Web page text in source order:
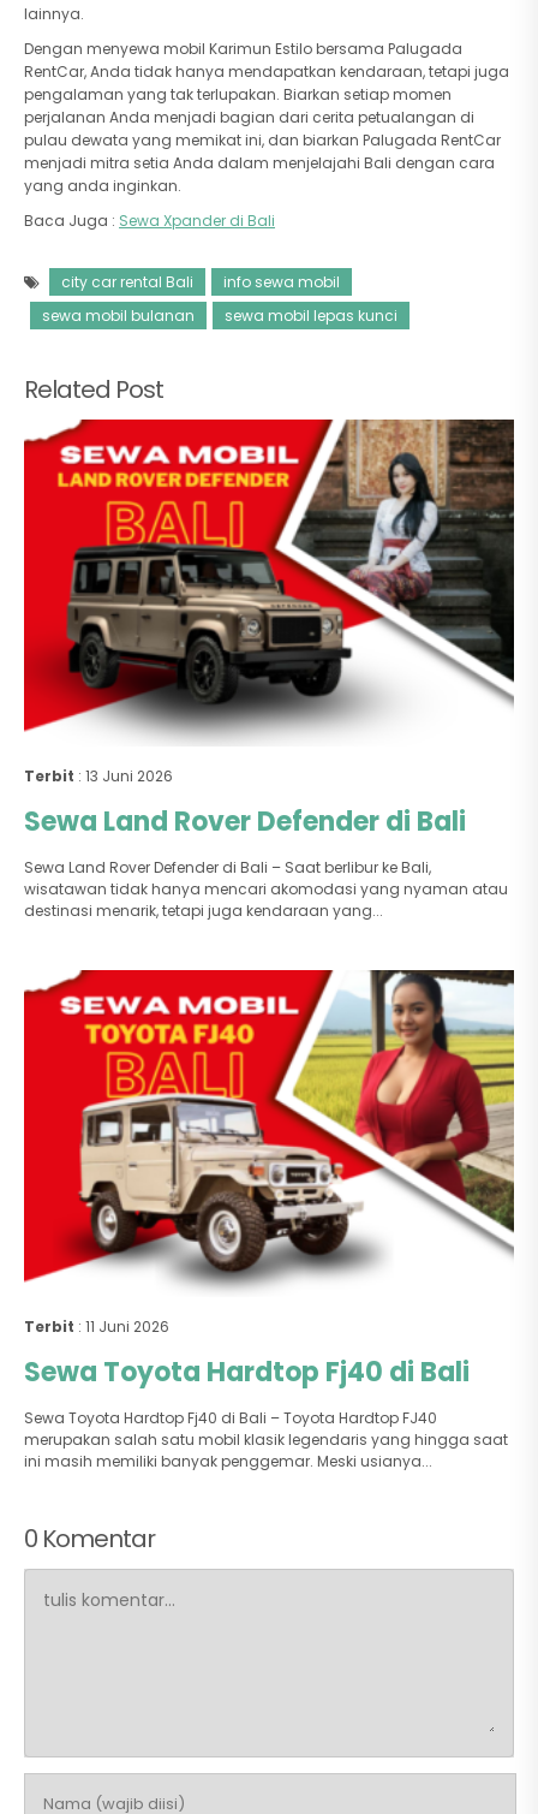
lainnya.
Dengan menyewa mobil Karimun Estilo bersama Palugada
RentCar, Anda tidak hanya mendapatkan kendaraan, tetapi juga
pengalaman yang tak terlupakan. Biarkan setiap momen
perjalanan Anda menjadi bagian dari cerita petualangan di
pulau dewata yang memikat ini, dan biarkan Palugada RentCar
menjadi mitra setia Anda dalam menjelajahi Bali dengan cara
yang anda inginkan.
Baca Juga : Sewa Xpander di Bali
city car rental Bali
info sewa mobil
sewa mobil bulanan
sewa mobil lepas kunci
Related Post
Terbit : 13 Juni 2026
Sewa Land Rover Defender di Bali
Sewa Land Rover Defender di Bali – Saat berlibur ke Bali,
wisatawan tidak hanya mencari akomodasi yang nyaman atau
destinasi menarik, tetapi juga kendaraan yang...
Terbit : 11 Juni 2026
Sewa Toyota Hardtop Fj40 di Bali
Sewa Toyota Hardtop Fj40 di Bali – Toyota Hardtop FJ40
merupakan salah satu mobil klasik legendaris yang hingga saat
ini masih memiliki banyak penggemar. Meski usianya...
0 Komentar